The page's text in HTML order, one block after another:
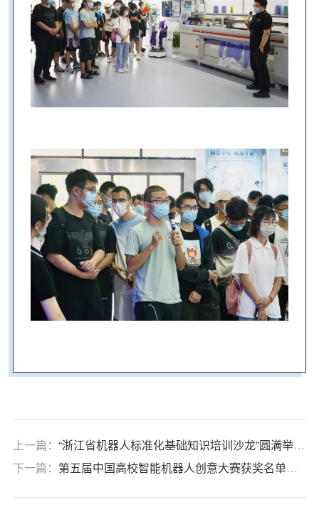
上一篇： “浙江省机器人标准化基础知识培训沙龙”圆满举行！
下一篇： 第五届中国高校智能机器人创意大赛获奖名单公布！